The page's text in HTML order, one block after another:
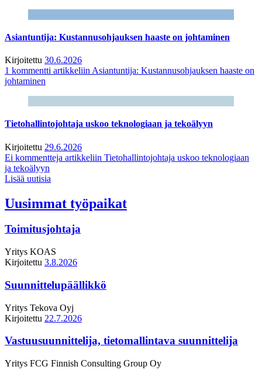
Asiantuntija: Kustannusohjauksen haaste on johtaminen
Kirjoitettu 30.6.2026
1 kommentti artikkeliin Asiantuntija: Kustannusohjauksen haaste on
johtaminen
Tietohallintojohtaja uskoo teknologiaan ja tekoälyyn
Kirjoitettu 29.6.2026
Ei kommentteja artikkeliin Tietohallintojohtaja uskoo teknologiaan
ja tekoälyyn
Lisää uutisia
Uusimmat työpaikat
Toimitusjohtaja
Yritys KOAS
Kirjoitettu 3.8.2026
Suunnittelupäällikkö
Yritys Tekova Oyj
Kirjoitettu 22.7.2026
Vastuusuunnittelija, tietomallintava suunnittelija
Yritys FCG Finnish Consulting Group Oy